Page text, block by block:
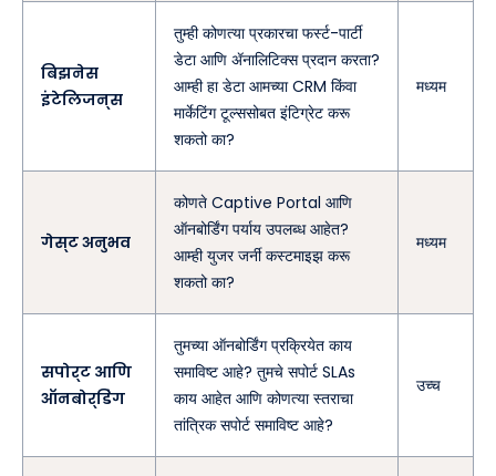
बिझनेस
इंटेलिजन्स
तुम्ही कोणत्या प्रकारचा फर्स्ट-पार्टी
डेटा आणि ॲनालिटिक्स प्रदान करता?
आम्ही हा डेटा आमच्या CRM किंवा
मार्केटिंग टूल्ससोबत इंटिग्रेट करू
शकतो का?
मध्यम
गेस्ट अनुभव
कोणते Captive Portal आणि
ऑनबोर्डिंग पर्याय उपलब्ध आहेत?
आम्ही युजर जर्नी कस्टमाइझ करू
शकतो का?
मध्यम
सपोर्ट आणि
ऑनबोर्डिंग
तुमच्या ऑनबोर्डिंग प्रक्रियेत काय
समाविष्ट आहे? तुमचे सपोर्ट SLAs
काय आहेत आणि कोणत्या स्तराचा
तांत्रिक सपोर्ट समाविष्ट आहे?
उच्च